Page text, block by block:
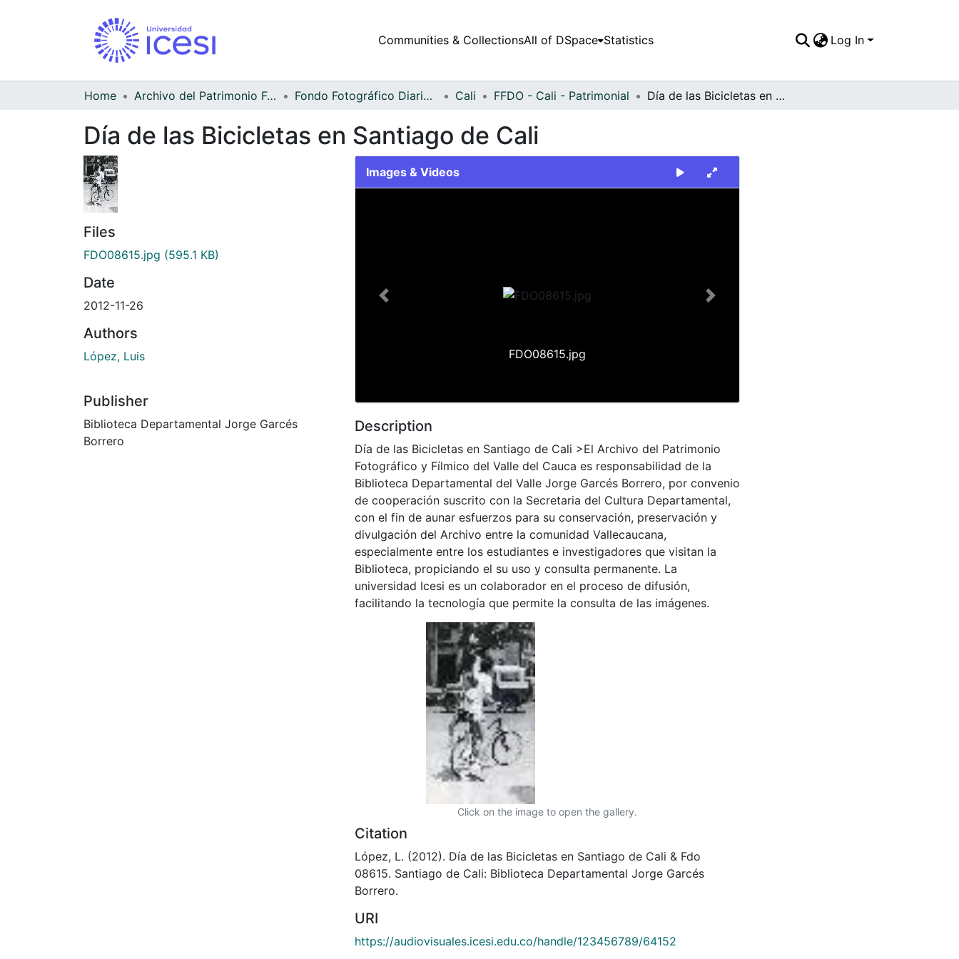
Communities & CollectionsAll of DSpace Statistics Log In
Home Archivo del Patrimonio Fotográfico y Fílmico del Valle del Cauca Fondo Fotográfico Diario Occidente Cali FFDO - Cali - Patrimonial Día de las Bicicletas en Santiago de Cali
Día de las Bicicletas en Santiago de Cali
Files
FDO08615.jpg (595.1 KB)
Date
2012-11-26
Authors
López, Luis
Publisher
Biblioteca Departamental Jorge Garcés
Borrero
Images & Videos
FDO08615.jpg
Previous Next
Description
Día de las Bicicletas en Santiago de Cali >El Archivo del Patrimonio
Fotográfico y Fílmico del Valle del Cauca es responsabilidad de la
Biblioteca Departamental del Valle Jorge Garcés Borrero, por convenio
de cooperación suscrito con la Secretaria del Cultura Departamental,
con el fin de aunar esfuerzos para su conservación, preservación y
divulgación del Archivo entre la comunidad Vallecaucana,
especialmente entre los estudiantes e investigadores que visitan la
Biblioteca, propiciando el su uso y consulta permanente. La
universidad Icesi es un colaborador en el proceso de difusión,
facilitando la tecnología que permite la consulta de las imágenes.
Click on the image to open the gallery.
Citation
López, L. (2012). Día de las Bicicletas en Santiago de Cali & Fdo
08615. Santiago de Cali: Biblioteca Departamental Jorge Garcés
Borrero.
URI
https://audiovisuales.icesi.edu.co/handle/123456789/64152